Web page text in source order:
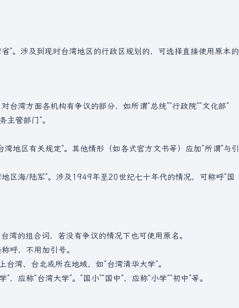
”。涉及到现时台湾地区的行政区规划的，可选择直接使用原本的
湾方面各机构有争议的部分，如所谓“总统”“行政院”“文化部”
主管部门”。
地区有关规定”。其他情形（如各式官方文书等）应加“所谓”与引
区海/陆军”。涉及1949年至20世纪七十年代的情况，可称呼“国
湾的组合词，若没有争议的情况下也可使用原名。
呼，不用加引号。
湾、台北或所在地域，如“台湾清华大学”。
应称“台湾大学”。“国小”“国中”，应称“小学”“初中”等。